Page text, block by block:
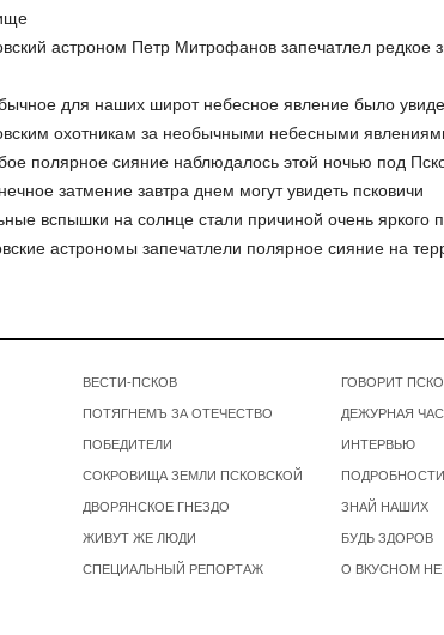
астроном Петр Митрофанов запечатлел редкое
для наших широт небесное явление было
охотникам за необычными небесными
полярное сияние наблюдалось этой ночью под
затмение завтра днем могут увидеть псковичи
вспышки на солнце стали причиной очень яркого
астрономы запечатлели полярное сияние на
ВЕСТИ-ПСКОВ
ПОТЯГНЕМЪ ЗА ОТЕЧЕСТВО
ПОБЕДИТЕЛИ
СОКРОВИЩА ЗЕМЛИ ПСКОВСКОЙ
ДВОРЯНСКОЕ ГНЕЗДО
ЖИВУТ ЖЕ ЛЮДИ
СПЕЦИАЛЬНЫЙ РЕПОРТАЖ
ГОВОРИТ
ДЕЖУРНАЯ
ИНТЕРВЬЮ
ПОДРОБНОСТИ
ЗНАЙ НАШИХ
БУДЬ ЗДОРОВ
О ВКУСНОМ